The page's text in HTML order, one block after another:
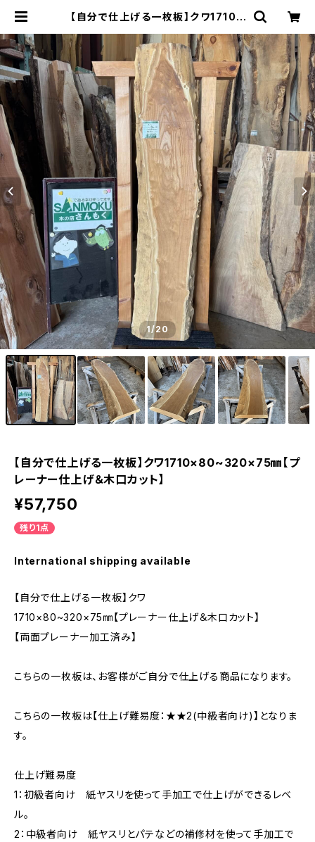
【自分で仕上げる一枚板】クワ1710×
＆木口カット】 | 木の店さんもく
1/20
【自分で仕上げる一枚板】クワ1710×80~320×75㎜【プ
レーナー仕上げ＆木口カット】
¥57,750
残り1点
International shipping available
【自分で仕上げる一枚板】クワ
1710×80~320×75㎜【プレーナー仕上げ＆木口カット】
【両面プレーナー加工済み】
こちらの一枚板は、お客様がご自分で仕上げる商品になります。
こちらの一枚板は【仕上げ難易度：★★2(中級者向け)】となりま
す。
仕上げ難易度
1：初級者向け 紙ヤスリを使って手加工で仕上げができるレベ
ル。
2：中級者向け 紙ヤスリとパテなどの補修材を使って手加工で